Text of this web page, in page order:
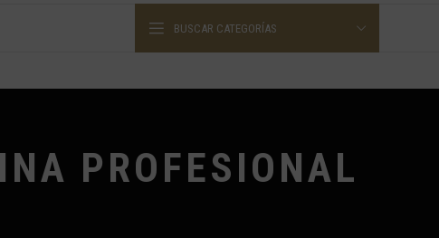
BUSCAR CATEGORÍAS
PROFESIONAL